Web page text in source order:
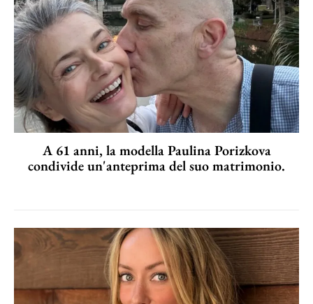
A 61 anni, la modella Paulina Porizkova
condivide un'anteprima del suo matrimonio.